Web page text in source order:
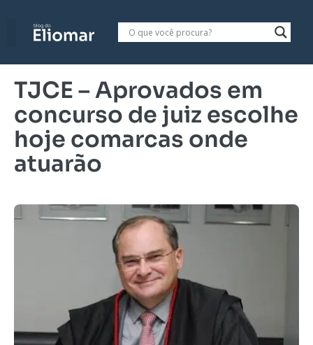
TJCE – Aprovados em
concurso de juiz escolhe
hoje comarcas onde
atuarão